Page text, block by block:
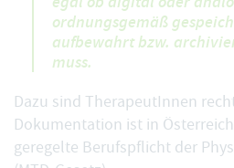
ordnungsgemäß
aufbewahrt bzw.
muss.
Dazu sind TherapeutInnen
Dokumentation ist in
geregelte Berufspflicht der